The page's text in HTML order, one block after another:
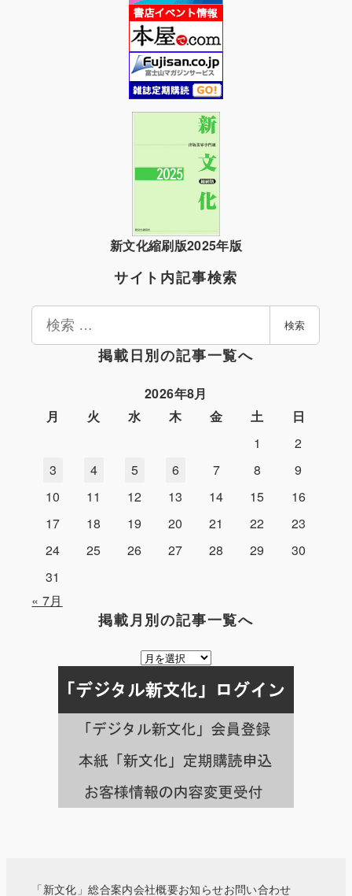
新文化縮刷版2025年版
サイト内記事検索
検
検索
掲載日別の記事一覧へ
2026年8月
月
火 水 木 金 土
日
1
2
3
4 5 6 7 8
9
10
11 12 13 14 15
16
17
18 19 20 21 22
23
24
25 26 27 28 29
30
31
« 7月
掲載月別の記事一覧へ
掲
月
別
の
事
一
覧
「新文化」総合案内会社概要お知らせお問い合わせ